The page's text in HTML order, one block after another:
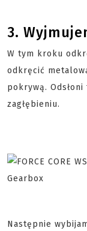
3.
W tym kroku
odkręcić
pokrywą.
zagłębieniu.
Następnie